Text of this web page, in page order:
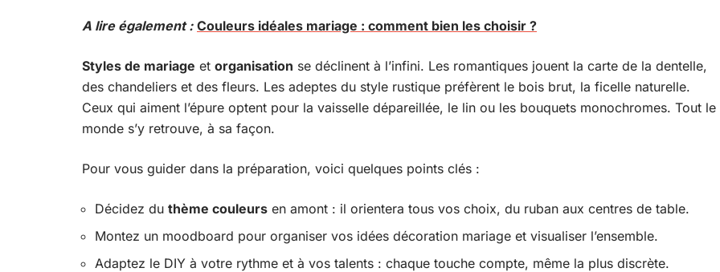
A lire également : Couleurs idéales mariage : comment bien les choisir ?
Styles de mariage et organisation se déclinent à l’infini. Les romantiques jouent la carte de la dentelle,
des chandeliers et des fleurs. Les adeptes du style rustique préfèrent le bois brut, la ficelle naturelle.
Ceux qui aiment l’épure optent pour la vaisselle dépareillée, le lin ou les bouquets monochromes. Tout le
monde s’y retrouve, à sa façon.
Pour vous guider dans la préparation, voici quelques points clés :
Décidez du thème couleurs en amont : il orientera tous vos choix, du ruban aux centres de table.
Montez un moodboard pour organiser vos idées décoration mariage et visualiser l’ensemble.
Adaptez le DIY à votre rythme et à vos talents : chaque touche compte, même la plus discrète.